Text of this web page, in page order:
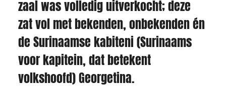
zaal was volledig uitverkocht; deze
zat vol met bekenden, onbekenden én
de Surinaamse kabiteni (Surinaams
voor kapitein, dat betekent
volkshoofd) Georgetina.